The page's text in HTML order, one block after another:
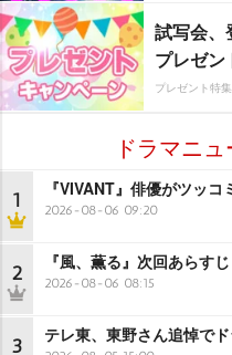
試写会、
プレゼン
プレゼント特集
ドラマニ
1 『VIVANT』俳優がツッコ
2026-08-06 09:20
2 『風、薫る』次回あらすじ
2026-08-06 08:15
3 テレ東、東野さん追悼で